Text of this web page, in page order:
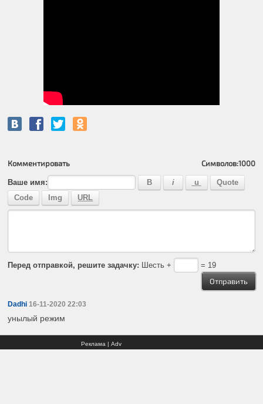
Комментировать Символов:1000
Ваше имя:
Перед отправкой, решите задачку: Шесть + = 19
Dadhi 16-11-2020 22:03
унылый режим
Реклама | Adv